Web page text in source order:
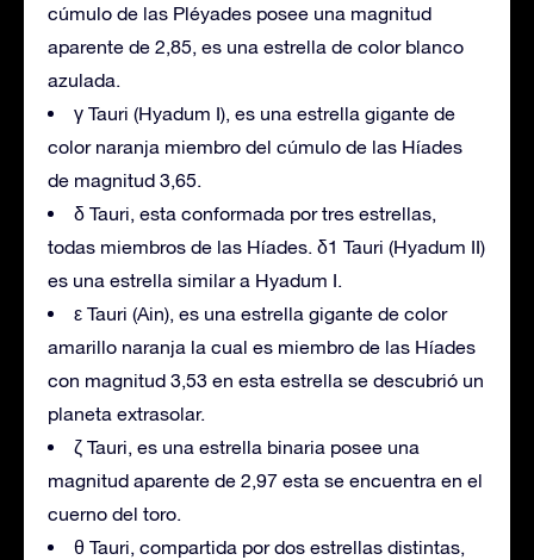
cúmulo de las Pléyades posee una magnitud
aparente de 2,85, es una estrella de color blanco
azulada.
γ Tauri (Hyadum I), es una estrella gigante de
color naranja miembro del cúmulo de las Híades
de magnitud 3,65.
δ Tauri, esta conformada por tres estrellas,
todas miembros de las Híades. δ1 Tauri (Hyadum II)
es una estrella similar a Hyadum I.
ε Tauri (Ain), es una estrella gigante de color
amarillo naranja la cual es miembro de las Híades
con magnitud 3,53 en esta estrella se descubrió un
planeta extrasolar.
ζ Tauri, es una estrella binaria posee una
magnitud aparente de 2,97 esta se encuentra en el
cuerno del toro.
θ Tauri, compartida por dos estrellas distintas,